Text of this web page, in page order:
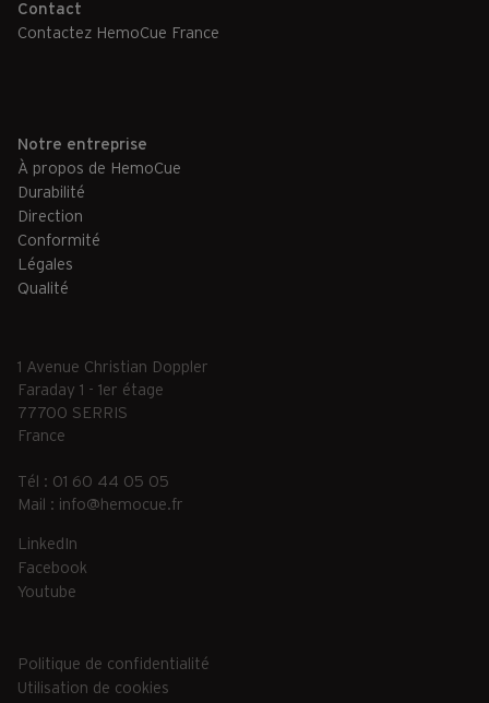
Contact
Contactez HemoCue France
Notre entreprise
À propos de HemoCue
Durabilité
Direction
Conformité
Légales
Qualité
1 Avenue Christian Doppler
Faraday 1 - 1er étage
77700 SERRIS
France
Tél : 01 60 44 05 05
Mail : info@hemocue.fr
LinkedIn
Facebook
Youtube
Politique de confidentialité
Utilisation de cookies